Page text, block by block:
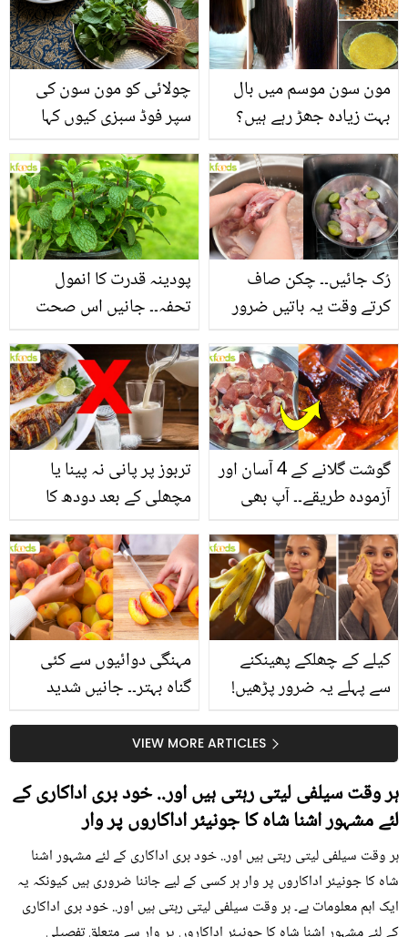
چولائی کو مون سون کی
سپر فوڈ سبزی کیوں کہا
منرلز اور اینٹی آکسیڈنٹس
سے بھرپور اس سبزی کے
فائدے
مون سون موسم میں بال
بہت زیادہ جھڑ رہے ہیں؟
بنانے کے چند قدرتی طریقے
پودینہ قدرت کا انمول
تحفہ۔۔ جانیں اس صحت
انگیز طبی فوائد
رُک جائیں۔۔ چکن صاف
کرتے وقت یہ باتیں ضرور
تربوز پر پانی نہ پینا یا
مچھلی کے بعد دودھ کا
سے متعلق غلط فہمیوں کی
حقیقت کیا ہے اور افواہ
کیا؟
گوشت گلانے کے 4 آسان اور
آزمودہ طریقے۔۔ آپ بھی
بتائے راز
مہنگی دوائیوں سے کئی
گناہ بہتر۔۔ جانیں شدید
کیوں کھانا چاہیے؟
کیلے کے چھلکے پھینکنے
سے پہلے یہ ضرور پڑھیں!
سستا اور قدرتی حلVIEW MORE ARTICLES
ہر وقت سیلفی لیتی رہتی ہیں اور.. خود بری اداکاری کے
لئے مشہور اشنا شاہ کا جونیئر اداکاروں پر وار
ہر وقت سیلفی لیتی رہتی ہیں اور.. خود بری اداکاری کے لئے مشہور اشنا
شاہ کا جونیئر اداکاروں پر وار ہر کسی کے لیے جاننا ضروری ہیں کیونکہ یہ
ایک اہم معلومات ہے۔ ہر وقت سیلفی لیتی رہتی ہیں اور.. خود بری اداکاری